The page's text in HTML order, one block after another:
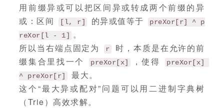
用前缀异或可以把区间异或转成两个前缀的异
或：区间
[l, r] 的异或值等于
preXor[r] ^ p
reXor[l - 1]
。
所以当右端点固定为
r
时，本质是在允许的前
缀集合里找一个
preXor[x] ，使得
preXor[x]
^ preXor[r]
最大。
这个“最大异或配对”问题可以用二进制字典树
（Trie）高效求解。